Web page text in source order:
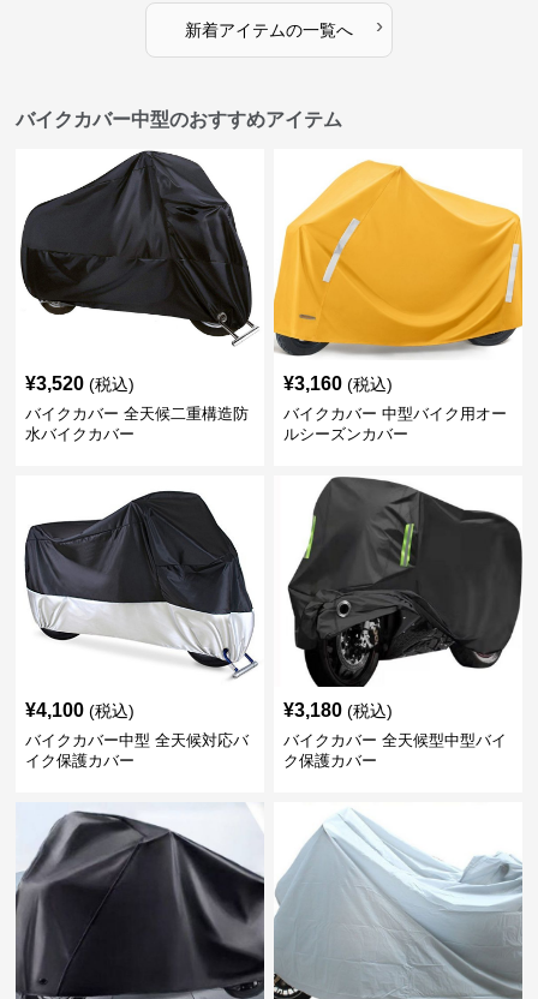
新着アイテムの一覧へ ›
バイクカバー中型のおすすめアイテム
¥3,520 (税込)
バイクカバー 全天候二重構造防
水バイクカバー
¥3,160 (税込)
バイクカバー 中型バイク用オー
ルシーズンカバー
¥4,100 (税込)
バイクカバー中型 全天候対応バ
イク保護カバー
¥3,180 (税込)
バイクカバー 全天候型中型バイ
ク保護カバー